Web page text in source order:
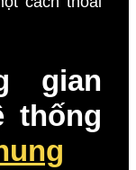
gian
thống